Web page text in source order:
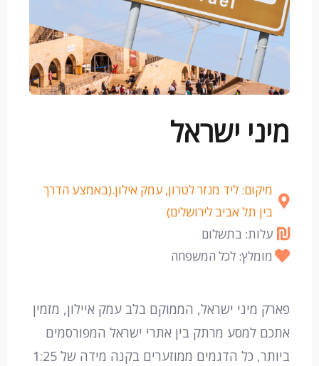
מיני ישראל
מיקום: ליד מנזר לטרון, עמק אילון.(באמצע הדרך
בין תל אביב לירושלים)
עלות: בתשלום
מומלץ: לכל המשפחה
פארק מיני ישראל, הממוקם בלב עמק איילון, מזמין
אתכם למסע מרתק בין אתרי ישראל המפורסמים
ביותר, כל הדגמים ממוזערים בקנה מידה של 1:25